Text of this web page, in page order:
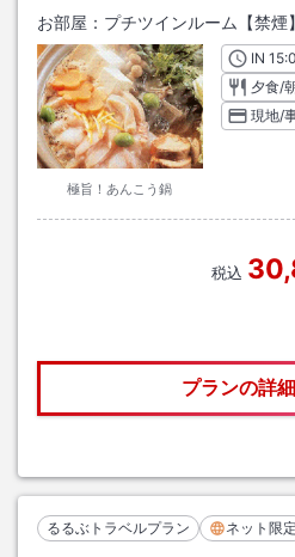
お部屋： プチツインルーム【禁煙】
極旨！あんこう鍋
INチ
夕食/
現地/
税込
プランの詳
るるぶトラベルプラン ネット限定